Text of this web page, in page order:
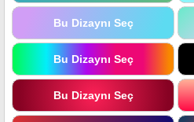
Bu Dizaynı Seç
Bu Dizaynı Seç
Bu Dizaynı Seç